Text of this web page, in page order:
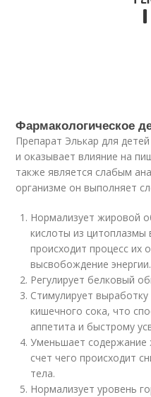
Фармакологическое
Препарат Элькар для
и оказывает влияние на
также является слабым
организме он выполняет
Нормализует жировой
кислоты из цитоплазмы
происходит процесс их
высвобождение энергии.
Регулирует белковый
Стимулирует
кишечного сока, что
аппетита и быстрому
Уменьшает содержание
счет чего происходит
тела.
Нормализует уровень